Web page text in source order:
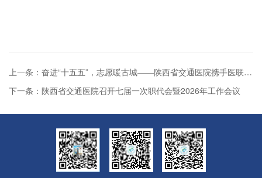
上一条：奋进“十五五”，志愿暖古城——陕西省交通医院携手医联体单位成功举办联...
下一条：陕西省交通医院召开七届一次职代会暨2026年工作会议